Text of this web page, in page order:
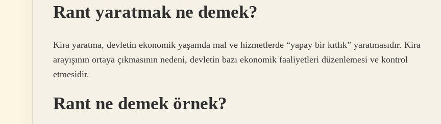
Rant yaratmak ne demek?
Kira yaratma, devletin ekonomik yaşamda mal ve hizmetlerde “yapay bir kıtlık” yaratmasıdır. Kira
arayışının ortaya çıkmasının nedeni, devletin bazı ekonomik faaliyetleri düzenlemesi ve kontrol
etmesidir.
Rant ne demek örnek?